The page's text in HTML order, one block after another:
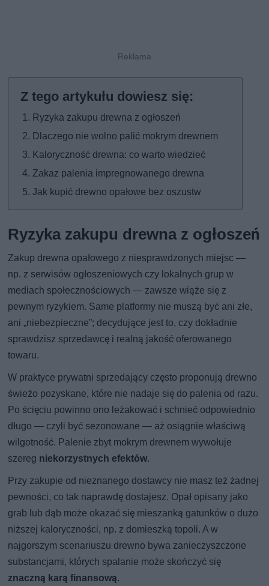
Ryzyka zakupu drewna z ogłoszeń
Dlaczego nie wolno palić mokrym drewnem
Kaloryczność drewna: co warto wiedzieć
Zakaz palenia impregnowanego drewna
Jak kupić drewno opałowe bez oszustw
Ryzyka zakupu drewna z ogłoszeń
Zakup drewna opałowego z niesprawdzonych miejsc —
np. z serwisów ogłoszeniowych czy lokalnych grup w
mediach społecznościowych — zawsze wiąże się z
pewnym ryzykiem. Same platformy nie muszą być ani złe,
ani „niebezpieczne”; decydujące jest to, czy dokładnie
sprawdzisz sprzedawcę i realną jakość oferowanego
towaru.
W praktyce prywatni sprzedający często proponują drewno
świeżo pozyskane, które nie nadaje się do palenia od razu.
Po ścięciu powinno ono leżakować i schnieć odpowiednio
długo — czyli być sezonowane — aż osiągnie właściwą
wilgotność. Palenie zbyt mokrym drewnem wywołuje
szereg niekorzystnych efektów.
Przy zakupie od nieznanego dostawcy nie masz też żadnej
pewności, co tak naprawdę dostajesz. Opał opisany jako
grab lub dąb może okazać się mieszanką gatunków o dużo
niższej kaloryczności, np. z domieszką topoli. A w
najgorszym scenariuszu drewno bywa zanieczyszczone
substancjami, których spalanie może skończyć się
znaczną karą finansową.